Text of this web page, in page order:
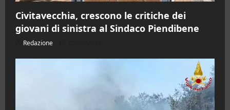
Civitavecchia, crescono le critiche dei
giovani di sinistra al Sindaco Piendibene
Redazione